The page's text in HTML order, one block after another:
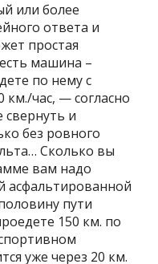
или более
ответа и
простая
машина –
по нему с
км./час, — согласно
и
без ровного
Сколько вы
вам надо
асфальтированной
пути
150 км. по
уже через 20 км.